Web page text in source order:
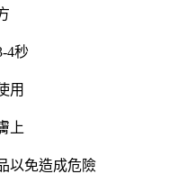
4秒
用
上
以免造成危險